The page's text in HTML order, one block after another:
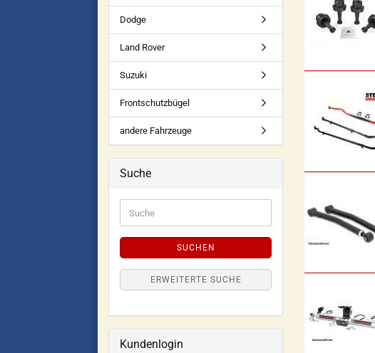
Dodge
Land Rover
Suzuki
Frontschutzbügel
andere Fahrzeuge
Suche
SUCHEN
ERWEITERTE SUCHE
Kundenlogin